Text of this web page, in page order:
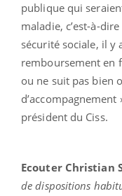
publique qui
maladie, c’est-à-
sécurité sociale, il y
remboursement en
ou ne suit pas bien
président du Ciss.
Ecouter Christian
de dispositions